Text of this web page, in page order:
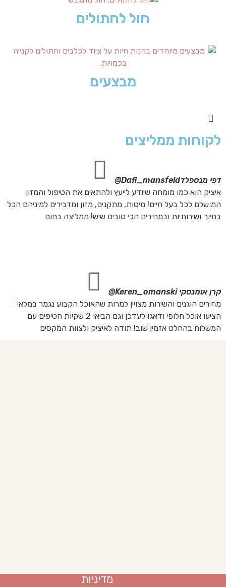
חול לחתולים
מבצעים
לקוחות ממליצים
דפי מנספלדDafi_mansfeld@
איציק הוא כמו מומחה שיודע לייעץ ולהתאים את הטיפול והמזון
המושלם לכל בעל חיים! מיטות, מתקנים, מזון ומדבירים למיניהם הכל
בחיוך ושירותיות ובמחירים הכי טובים שיש! ממליצה בחום
קרן אומנסקיKeren_omanski@
מחירים הוגנים והשירות מצויין למרות שהאוכל הקבוע נגמר במלאי
הציעו אוכל חלופי ודאגו לעדכן וגם הביאו 2 שקיות חטיפים עם
המשלוח בהחלט אזמין שוב! תודה לאיציק ולצוות המקסים
מדיניות